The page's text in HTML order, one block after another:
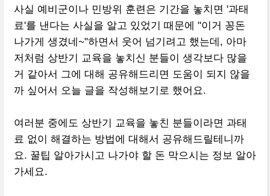
사실 예비군이나 민방위 훈련은 기간을 놓치면 '과태
료'를 낸다는 사실을 알고 있었기 때문에 "이거 꽁돈
나가게 생겼네~"하면서 웃어 넘기려고 했는데, 아마
저처럼 상반기 교육을 놓치신 분들이 생각보다 많을
거 같아서 그에 대해 공유해드리면 도움이 되지 않을
까 싶어서 오늘 글을 작성해보기로 했어요.
여러분 중에도 상반기 교육을 놓친 분들이라면 과태
료 없이 해결하는 방법에 대해서 공유해드릴테니까
요. 꿀팁 알아가시고 나가야 할 돈 막으시는 정보 알아
가세요.